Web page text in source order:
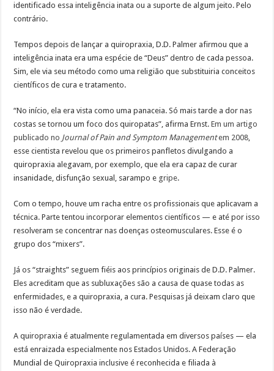
identificado essa inteligência inata ou a suporte de algum jeito. Pelo
contrário.
Tempos depois de lançar a quiropraxia, D.D. Palmer afirmou que a
inteligência inata era uma espécie de “Deus” dentro de cada pessoa.
Sim, ele via seu método como uma religião que substituiria conceitos
científicos de cura e tratamento.
“No início, ela era vista como uma panaceia. Só mais tarde a dor nas
costas se tornou um foco dos quiropatas”, afirma Ernst.Em um artigo
publicado no Journal of Pain and Symptom Managementem 2008,
esse cientista revelou que os primeiros panfletos divulgando a
quiropraxia alegavam, por exemplo, que ela era capaz de curar
insanidade, disfunção sexual, sarampo e gripe.
Com o tempo, houve um racha entre os profissionais que aplicavam a
técnica. Parte tentou incorporar elementos científicos — e até por isso
resolveram se concentrar nas doenças osteomusculares. Esse é o
grupo dos “mixers”.
Já os “straights” seguem fiéis aos princípios originais de D.D. Palmer.
Eles acreditam que as subluxações são a causa de quase todas as
enfermidades, e a quiropraxia, a cura. Pesquisas já deixam claro que
isso não é verdade.
A quiropraxia é atualmente regulamentada em diversos países — ela
está enraizada especialmente nos Estados Unidos. A Federação
Mundial de Quiropraxia inclusive é reconhecida e filiada à